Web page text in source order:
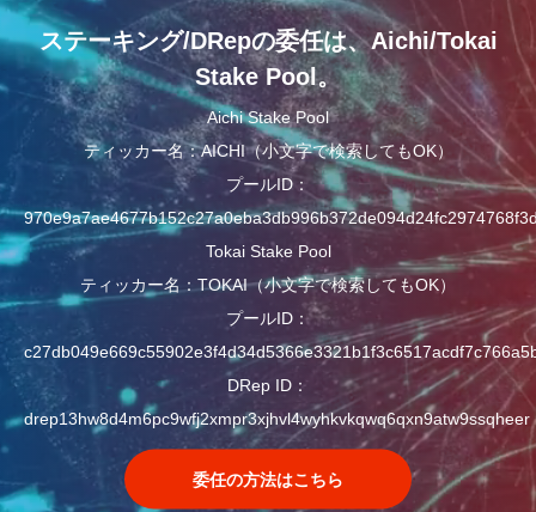
ステーキング/DRepの委任は、Aichi/Tokai
Stake Pool。
Aichi Stake Pool
ティッカー名：AICHI（小文字で検索してもOK）
プールID：
Tokai Stake Pool
ティッカー名：TOKAI（小文字で検索してもOK）
プールID：
DRep ID：
drep13hw8d4m6pc9wfj2xmpr3xjhvl4wyhkvkqwq6qxn9atw9ssqheer
委任の方法はこちら